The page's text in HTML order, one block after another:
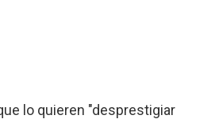
lo quieren "desprestigiar